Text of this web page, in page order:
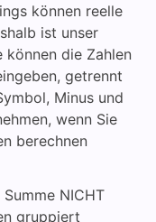
können reelle
ist unser
die Zahlen
getrennt
Minus und
wenn Sie
berechnen
NICHT
gruppiert